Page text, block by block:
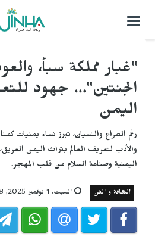
التحكم
"غبار مملكة سبأ،
الجنتين"... جهود
اليمن
رغم الصراع والنسيان، تبرز نساء يمنيات
والأدب لتعريف العالم بتراث اليمن
اليمنية وصناعة السلام من قلب المهجر.
الثقافة و الفن السبت, 1 نوفمبر 2025, 07:08